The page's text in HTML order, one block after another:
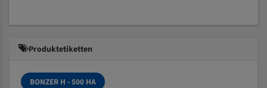
Produktetiketten
BONZER H - 500 HA